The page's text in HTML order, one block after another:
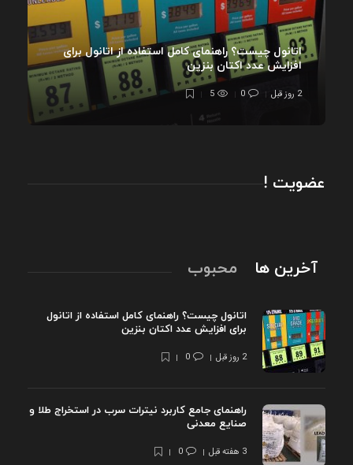
اتانول چیست؟ راهنمای کامل استفاده از اتانول برای
افزایش عدد اکتان بنزین
2 روز قبل 0
5
عضویت !
آخرین ها محبوب
اتانول چیست؟ راهنمای کامل استفاده از اتانول
برای افزایش عدد اکتان بنزین
2 روز قبل 0
راهنمای جامع کاربرد نیترات سرب در استخراج طلا و
صنایع معدنی
3 هفته قبل 0